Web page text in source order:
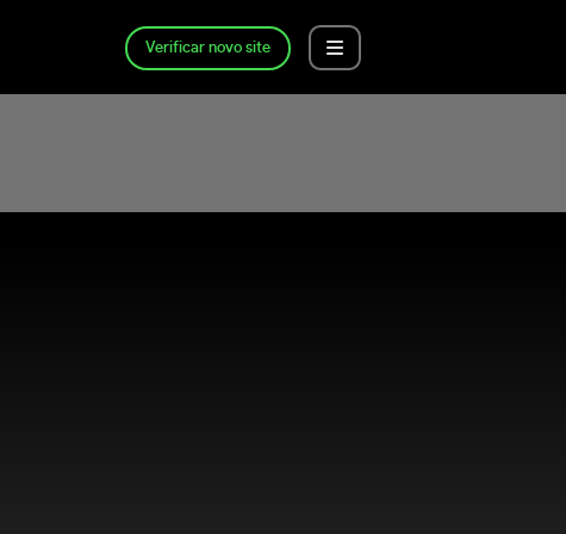
Verificar novo site